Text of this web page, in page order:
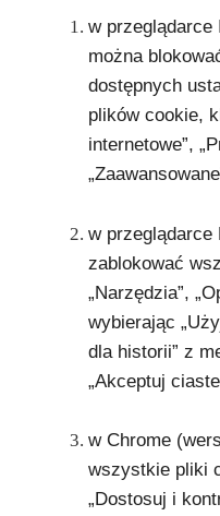
w przeglądarce
można
dostępnych
plików cookie,
internetowe”,
w przeglądarce
zablokować
„Narzędzia”,
wybierając
dla historii” z
„Akceptuj
w Chrome
wszystkie pliki
„Dostosuj i